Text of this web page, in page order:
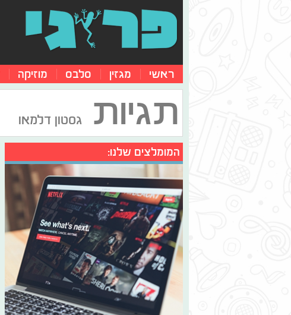
ראשי מגזין סלבס מוזיקה
תגיות גסטון דלמאו
המומלצים שלנו: